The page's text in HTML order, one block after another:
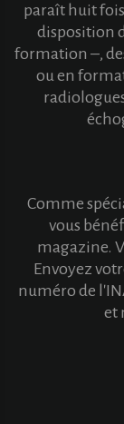
paraît huit
disposition
formation –,
ou en
Comme
vous
magazine.
Envoyez
numéro de
et